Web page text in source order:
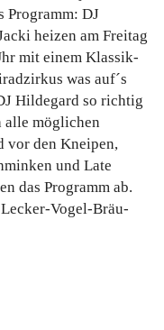
Programm: DJ
heizen am Freitag
mit einem Klassik-
was auf´s
Hildegard so richtig
alle möglichen
vor den Kneipen,
und Late
das Programm ab.
Vogel-Bräu-